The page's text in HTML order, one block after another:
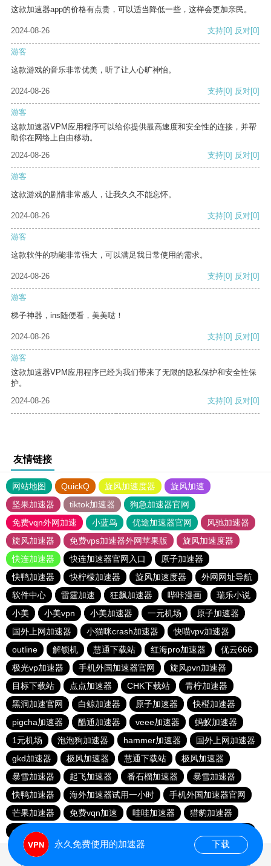
这款加速器app的价格有点贵，可以适当降低一些，这样会更加亲民。
2024-08-26 支持[0] 反对[0]
游客
这款游戏的音乐非常优美，听了让人心旷神怡。
2024-08-26 支持[0] 反对[0]
游客
这款加速器VPM应用程序可以给你提供最高速度和安全性的连接，并帮
助你在网络上自由移动。
2024-08-26
支持[0] 反对[0]
游客
这款游戏的剧情非常感人，让我久久不能忘怀。
2024-08-26 支持[0] 反对[0]
游客
这款软件的功能非常强大，可以满足我日常使用的需求。
2024-08-26 支持[0] 反对[0]
游客
梯子神器，ins随便看，美美哒！
2024-08-26 支持[0] 反对[0]
游客
这款加速器VPM应用程序已经为我们带来了无限的隐私保护和安全性保
护。
2024-08-26
支持[0] 反对[0]
友情链接
网站地图 QuickQ 旋风加速度器
旋风加速
坚果加速器
tiktok加速器
狗急加速器官网
免费vqn外网加速
小蓝鸟 优途加速器官网
风驰加速器
旋风加速器
免费vps加速器外网苹果版
旋风加速度器
快连加速器
快连加速器官网入口
原子加速器
快鸭加速器
快柠檬加速器 旋风加速度器
外网网址导航
软件中心
雷霆加速 狂飙加速器 哔咔漫画
瑞乐小说
小美
小美vpn 小美加速器 一元机场
原子加速器
国外上网加速器
小猫咪crash加速器
快喵vpv加速器
outline
解锁机 慧通下载站 红海pro加速器
优云666
极光vp加速器
手机外国加速器官网
旋风pvn加速器
目标下载站
点点加速器 CHK下载站
青柠加速器
黑洞加速官网
白鲸加速器 原子加速器
快橙加速器
pigcha加速器
酷通加速器 veee加速器
蚂蚁加速器
1元机场
泡泡狗加速器 hammer加速器
国外上网加速器
gkd加速器
极风加速器 慧通下载站
极风加速器
暴雪加速器
起飞加速器 番石榴加速器
暴雪加速器
快鸭加速器
海外加速器试用一小时
手机外国加速器官网
芒果加速器
免费vqn加速 哇哇加速器
猎豹加速器
gkd加速器
永久免费使用的加速器 下载